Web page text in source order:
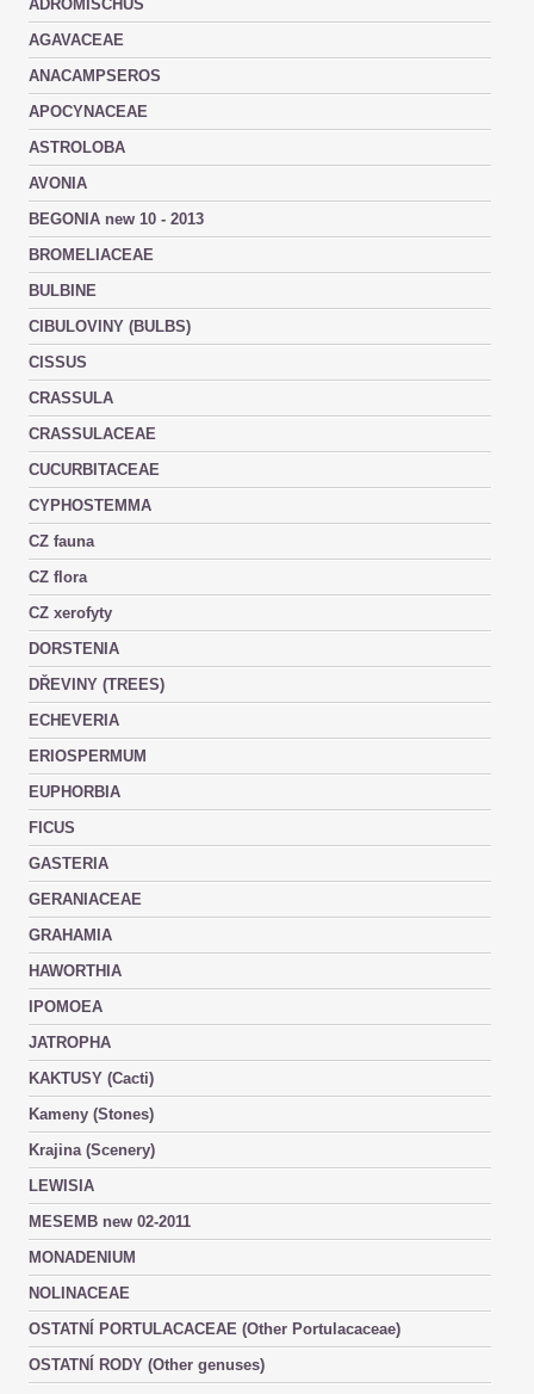
ADROMISCHUS
AGAVACEAE
ANACAMPSEROS
APOCYNACEAE
ASTROLOBA
AVONIA
BEGONIA new 10 - 2013
BROMELIACEAE
BULBINE
CIBULOVINY (BULBS)
CISSUS
CRASSULA
CRASSULACEAE
CUCURBITACEAE
CYPHOSTEMMA
CZ fauna
CZ flora
CZ xerofyty
DORSTENIA
DŘEVINY (TREES)
ECHEVERIA
ERIOSPERMUM
EUPHORBIA
FICUS
GASTERIA
GERANIACEAE
GRAHAMIA
HAWORTHIA
IPOMOEA
JATROPHA
KAKTUSY (Cacti)
Kameny (Stones)
Krajina (Scenery)
LEWISIA
MESEMB new 02-2011
MONADENIUM
NOLINACEAE
OSTATNÍ PORTULACACEAE (Other Portulacaceae)
OSTATNÍ RODY (Other genuses)